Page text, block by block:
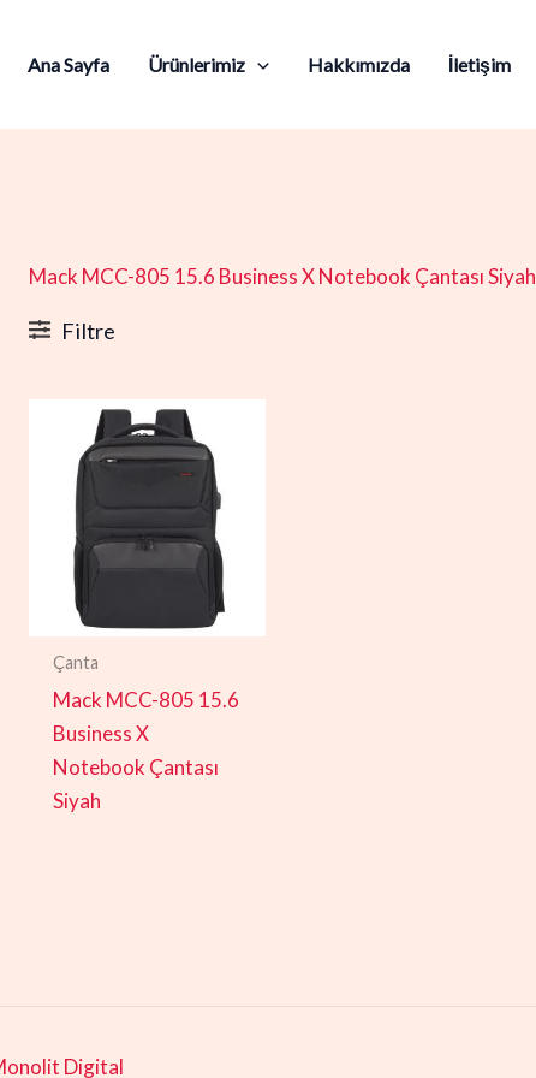
Ana Sayfa Ürünlerimiz Hakkımızda İletişim
Mack MCC-805 15.6 Business X Notebook Çantası Siyah
Filtre
Çanta
Mack MCC-805 15.6
Business X
Notebook Çantası
Siyah
Digital